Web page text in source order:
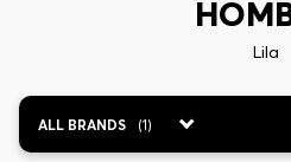
Iniciar sesión / Registrarse
Artículos)
Lila
ALL BRANDS (1)